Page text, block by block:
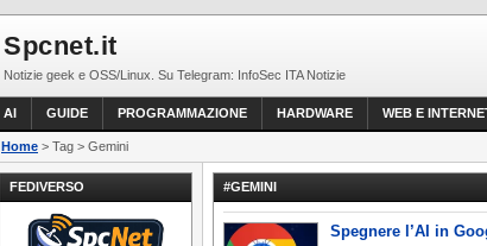
Spcnet.it
Notizie geek e OSS/Linux. Su Telegram: InfoSec ITA Notizie
AI GUIDE PROGRAMMAZIONE HARDWARE WEB E
Home > Tag > Gemini
FEDIVERSO #GEMINI
Spegnere l’AI in